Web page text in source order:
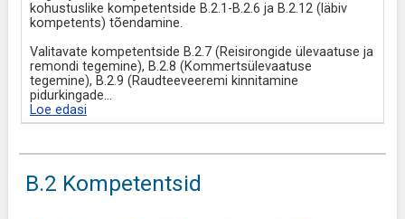
kohustuslike kompetentside B.2.1-B.2.6 ja B.2.12 (läbiv
kompetents) tõendamine.
Valitavate kompetentside B.2.7 (Reisirongide ülevaatuse ja
remondi tegemine), B.2.8 (Kommertsülevaatuse
tegemine), B.2.9 (Raudteeveeremi kinnitamine
pidurkingade...
Loe edasi
B.2 Kompetentsid